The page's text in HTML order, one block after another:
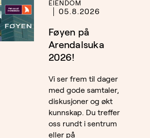
EIENDOM
05.8.2026
Føyen på
Arendalsuka
2026!
Vi ser frem til dager
med gode samtaler,
diskusjoner og økt
kunnskap. Du treffer
oss rundt i sentrum
eller på